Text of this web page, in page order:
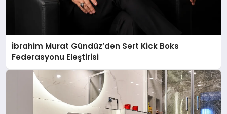
İbrahim Murat Gündüz’den Sert Kick Boks
Federasyonu Eleştirisi